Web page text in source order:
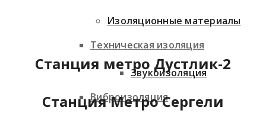
Техническая изоляция
Виброизоляция
Изоляционные материалы
Звукоизоляция
Станция метро Дустлик-2
Станция Метро Сергели